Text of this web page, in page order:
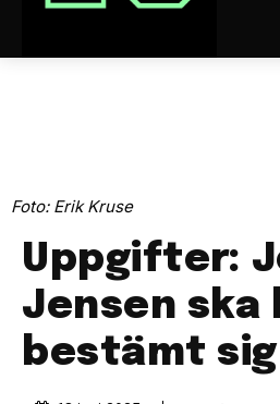
Foto: Erik Kruse
Uppgifter:
Jensen ska
bestämt sig